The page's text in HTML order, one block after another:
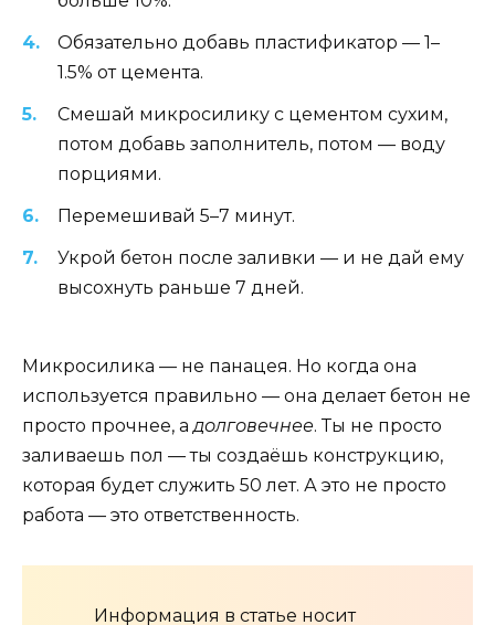
Обязательно добавь пластификатор — 1–
1.5% от цемента.
Смешай микросилику с цементом сухим,
потом добавь заполнитель, потом — воду
порциями.
Перемешивай 5–7 минут.
Укрой бетон после заливки — и не дай ему
высохнуть раньше 7 дней.
Микросилика — не панацея. Но когда она
используется правильно — она делает бетон не
просто прочнее, а долговечнее. Ты не просто
заливаешь пол — ты создаёшь конструкцию,
которая будет служить 50 лет. А это не просто
работа — это ответственность.
Информация в статье носит